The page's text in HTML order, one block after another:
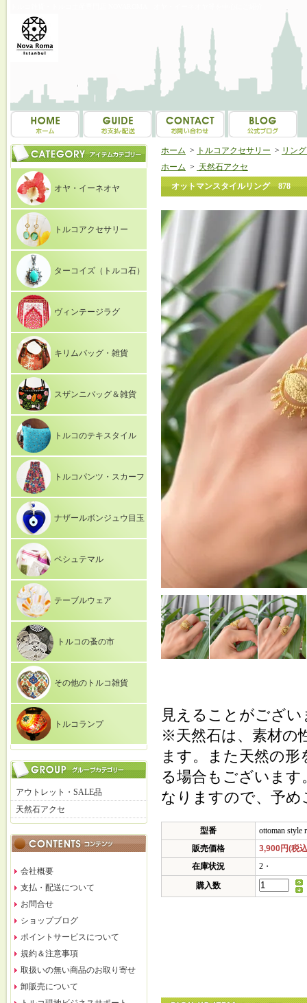
オヤ・イーネオヤ
トルコアクセサリー
ターコイズ（トルコ石）
ヴィンテージラグ
キリムバッグ・雑貨
スザンニバッグ＆雑貨
トルコのテキスタイル
トルコパンツ・スカーフ
ナザールボンジュウ目玉
ペシュテマル
テーブルウェア
トルコの蚤の市
その他のトルコ雑貨
トルコランプ
アウトレット・SALE品
天然石アクセ
会社概要
支払・配送について
お問合せ
ショップブログ
ポイントサービスについて
規約＆注意事項
取扱いの無い商品のお取り寄せ
卸販売について
ホーム > トルコアクセサリー > リン
ホーム > 天然石アクセ
オットマンスタイルリング 878
見えることがござい
※天然石は、素材の
ます。また天然の
る場合もございま
なりますので、予
型番
ottoman style
販売価格
3,900円(税
在庫状況
2・
購入数